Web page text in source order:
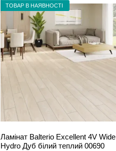
ТОВАР В НАЯВНОСТІ
Ламінат Balterio Excellent 4V Wide
Hydro Дуб білий теплий 00690